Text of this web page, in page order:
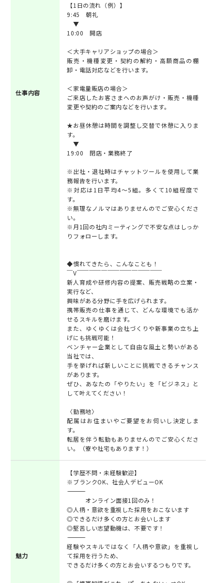
仕事内容
【1日の流れ（例）】
9:45 朝礼
▼
10:00 開店
＜大手キャリアショップの場合＞
販売・機種変更・契約の解約・高額商品の棚
卸・電話対応などを行います。
＜家電量販店の場合＞
ご来店したお客さまへのお声がけ・販売・機種
変更や契約のご案内などを行います。
★お昼休憩は時間を調整し交替で休憩に入りま
す。
▼
19:00 閉店・業務終了
※出社・退社時はチャットツールを使用して業
務報告を行います。
※対応は1日平均4～5組。多くて10組程度で
す。
※無理なノルマはありませんのでご安心くださ
い。
※月1回の社内ミーティングで不安な点はしっか
りフォローします。
◆慣れてきたら、こんなことも！
￣V￣￣￣￣￣￣￣￣￣￣￣￣￣￣
新人育成や研修内容の提案、販売戦略の立案・
実行など、
興味がある分野に手を広げられます。
携帯販売の仕事を通じて、どんな環境でも活か
せるスキルを磨けます。
また、ゆくゆくは会社づくりや新事業の立ち上
げにも挑戦可能！
ベンチャー企業として自由な風土と勢いがある
当社では、
手を挙げれば新しいことに挑戦できるチャンス
があります。
ぜひ、あなたの「やりたい」を「ビジネス」と
して叶えてください！
〈勤務地〉
配属はお住まいやご要望をお伺いし決定しま
す。
転居を伴う転勤もありませんのでご安心くださ
い。（寮や社宅もあります！）
魅力
【学歴不問・未経験歓迎】
※ブランクOK、社会人デビューOK
――――――――――――――――――
オンライン面接1回のみ！
◎人柄・意欲を重視した採用をおこないます
◎できるだけ多くの方とお会いします
◎堅苦しい志望動機は、不要です！
――――――――――――――――――
経験やスキルではなく「人柄や意欲」を重視し
て採用を行うため、
できるだけ多くの方とお会いするつもりです。